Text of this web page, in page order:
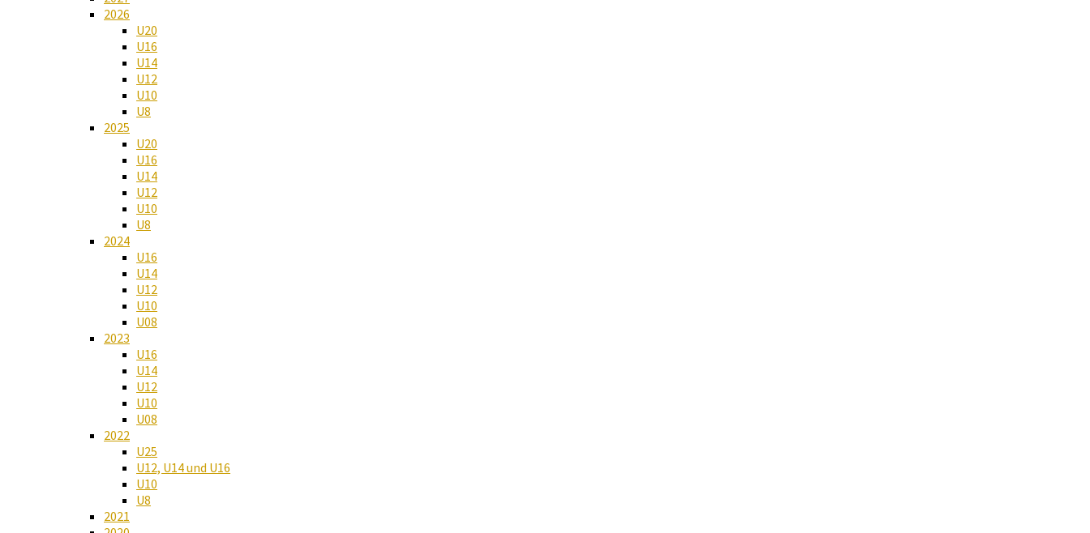
2026
U20
U16
U14
U12
U10
U8
2025
U20
U16
U14
U12
U10
U8
2024
U16
U14
U12
U10
U08
2023
U16
U14
U12
U10
U08
2022
U25
U12, U14 und U16
U10
U8
2021